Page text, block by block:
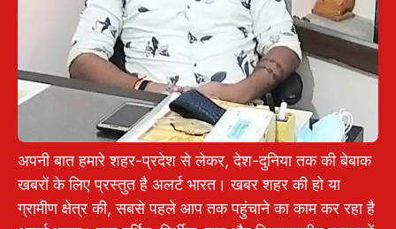
अपनी बात हमारे शहर-प्रदेश से लेकर, देश-दुनिया तक की बेबाक
खबरों के लिए प्रस्तुत है अलर्ट भारत। खबर शहर की हो या
ग्रामीण क्षेत्र की, सबसे पहले आप तक पहुंचाने का काम कर रहा है